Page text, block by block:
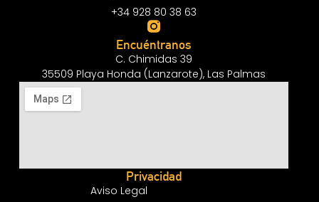
+34 928 80 38 63
Encuéntranos
C. Chimidas 39
35509 Playa Honda (Lanzarote), Las Palmas
Privacidad
Aviso Legal